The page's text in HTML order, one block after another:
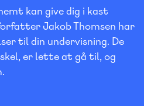
kan give dig i kast
Jakob Thomsen har
til din under­visning. De
er lette at gå til, og